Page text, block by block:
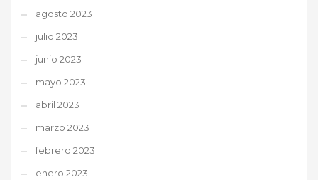
agosto 2023
julio 2023
junio 2023
mayo 2023
abril 2023
marzo 2023
febrero 2023
enero 2023